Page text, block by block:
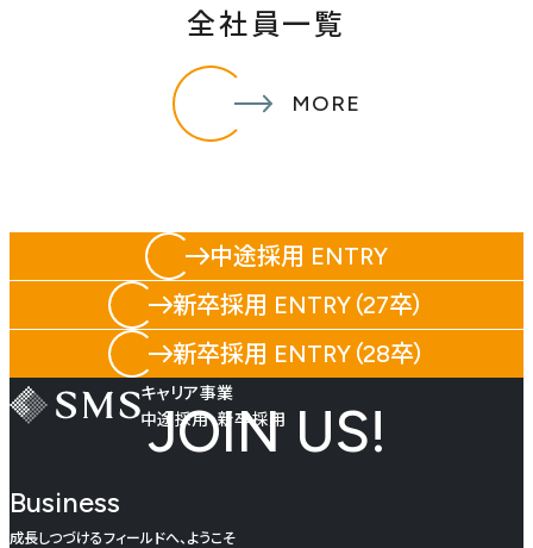
全社員一覧
MORE
JOIN US!
中途採用 ENTRY
新卒採用 ENTRY（27卒）
新卒採用 ENTRY（28卒）
キャリア事業
中途採用・新卒採用
Business
成長しつづけるフィールドへ、ようこそ